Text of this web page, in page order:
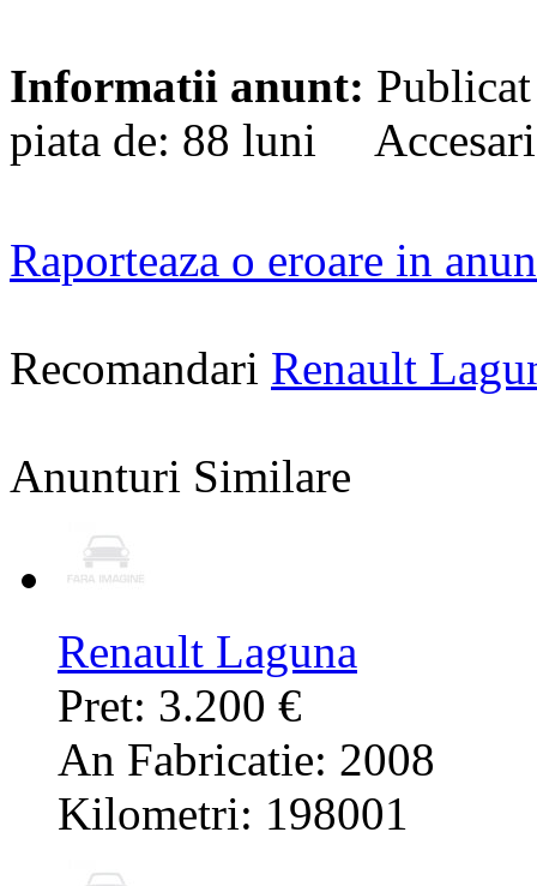
Informatii anunt:
piata de: 88 luni
Raporteaza o eroare in
Recomandari Renault
Anunturi Similare
Renault Laguna
Pret: 3.200 €
An Fabricatie: 2008
Kilometri: 198001